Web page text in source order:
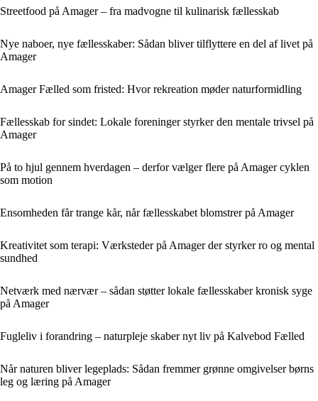
Streetfood på Amager – fra madvogne til kulinarisk fællesskab
Nye naboer, nye fællesskaber: Sådan bliver tilflyttere en del af livet på
Amager
Amager Fælled som fristed: Hvor rekreation møder naturformidling
Fællesskab for sindet: Lokale foreninger styrker den mentale trivsel på
Amager
På to hjul gennem hverdagen – derfor vælger flere på Amager cyklen
som motion
Ensomheden får trange kår, når fællesskabet blomstrer på Amager
Kreativitet som terapi: Værksteder på Amager der styrker ro og mental
sundhed
Netværk med nærvær – sådan støtter lokale fællesskaber kronisk syge
på Amager
Fugleliv i forandring – naturpleje skaber nyt liv på Kalvebod Fælled
Når naturen bliver legeplads: Sådan fremmer grønne omgivelser børns
leg og læring på Amager